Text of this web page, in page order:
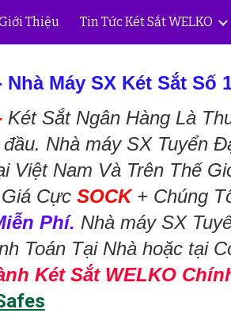
Skip to navigation
Thiệu Tin Tức Két Sắt WELKO
Nhà Máy SX Két Sắt Số
Két Sắt Ngân Hàng Là
Nhà máy SX Tuyển
Việt Nam Và Trên Thế
Cực SOCK+ Chúng
Phí. Nhà máy SX
Toán Tại Nhà hoặc tại
Két Sắt WELKO